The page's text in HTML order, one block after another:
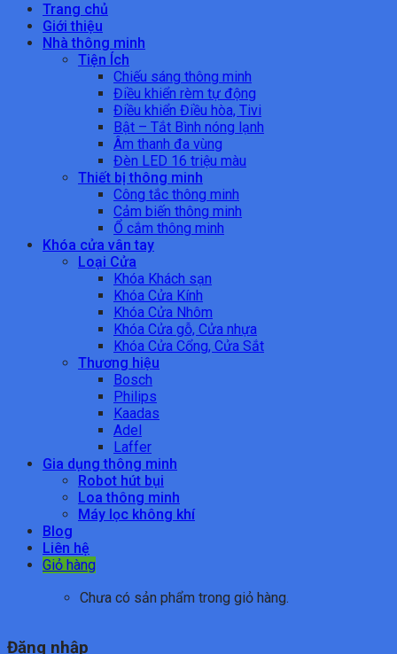
Trang chủ
Giới thiệu
Nhà thông minh
Tiện Ích
Chiếu sáng thông minh
Điều khiển rèm tự động
Điều khiển Điều hòa, Tivi
Bật – Tắt Bình nóng lạnh
Âm thanh đa vùng
Đèn LED 16 triệu màu
Thiết bị thông minh
Công tắc thông minh
Cảm biến thông minh
Ổ cắm thông minh
Khóa cửa vân tay
Loại Cửa
Khóa Khách sạn
Khóa Cửa Kính
Khóa Cửa Nhôm
Khóa Cửa gỗ, Cửa nhựa
Khóa Cửa Cổng, Cửa Sắt
Thương hiệu
Bosch
Philips
Kaadas
Adel
Laffer
Gia dụng thông minh
Robot hút bụi
Loa thông minh
Máy lọc không khí
Blog
Liên hệ
Giỏ hàng
Chưa có sản phẩm trong giỏ hàng.
Đăng nhập